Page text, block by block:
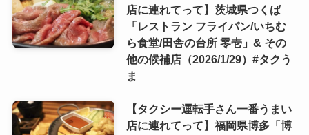
店に連れてって】茨城県つくば
「レストラン フライパン/いちむ
ら食堂/田舎の台所 零壱」& その
他の候補店（2026/1/29）#タクう
ま
【タクシー運転手さん一番うまい
店に連れてって】福岡県博多「博